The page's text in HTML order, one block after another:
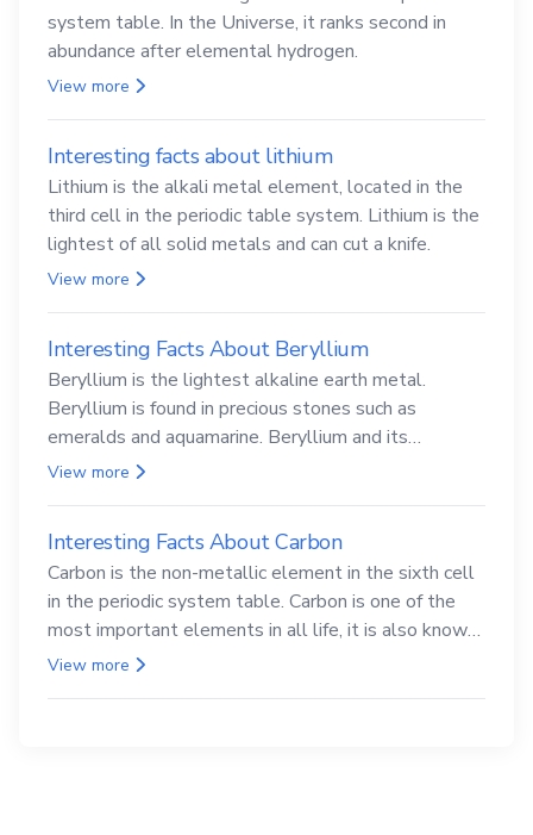
system table. In the Universe, it ranks second in
abundance after elemental hydrogen.
View more
Interesting facts about lithium
Lithium is the alkali metal element, located in the
third cell in the periodic table system. Lithium is the
lightest of all solid metals and can cut a knife.
View more
Interesting Facts About Beryllium
Beryllium is the lightest alkaline earth metal.
Beryllium is found in precious stones such as
emeralds and aquamarine. Beryllium and its
compounds are both carcinogenic.
View more
Interesting Facts About Carbon
Carbon is the non-metallic element in the sixth cell
in the periodic system table. Carbon is one of the
most important elements in all life, it is also known
as the back.
View more